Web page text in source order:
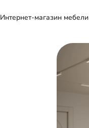
Интернет-магазин мебели